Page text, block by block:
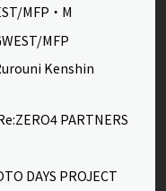
MFP・M
MFP
Kenshin
PARTNERS
DAYS PROJECT